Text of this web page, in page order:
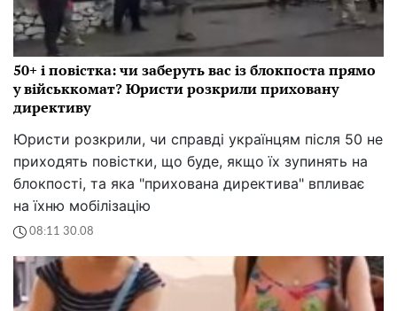
50+ і повістка: чи заберуть вас із блокпоста прямо
у військкомат? Юристи розкрили приховану
директиву
Юристи розкрили, чи справді українцям після 50 не
приходять повістки, що буде, якщо їх зупинять на
блокпості, та яка "прихована директива" впливає
на їхню мобілізацію
08:11 30.08